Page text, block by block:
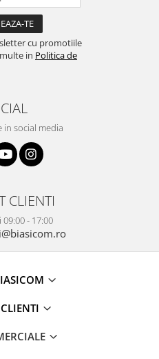
cu promotiile
in Politica de
in social media
CLIENTI
- 17:00